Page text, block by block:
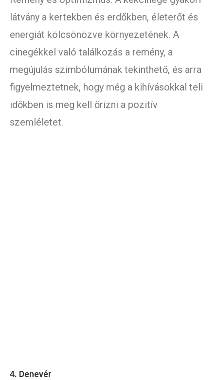
látvány a kertekben és erdőkben, életerőt és
energiát kölcsönözve környezetének. A
cinegékkel való találkozás a remény, a
megújulás szimbólumának tekinthető, és arra
figyelmeztetnek, hogy még a kihívásokkal teli
időkben is meg kell őrizni a pozitív
szemléletet.
4. Denevér